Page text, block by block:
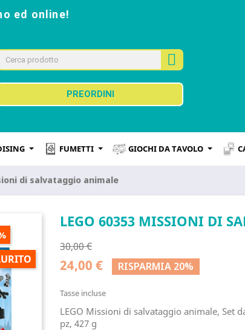
ed online!
PREORDINI
FUMETTI GIOCHI DA TAVOLO
di salvataggio animale
LEGO 60353 MISSIONI DI
30,00 €
24,00 € RISPARMIA 20%
Tasse incluse
LEGO Missioni di salvataggio animale, Set
pz, 427 g